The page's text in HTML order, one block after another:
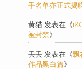
手名单亦正式揭
黄猫 发表在《
被封禁》
丢丢 发表在《飘
作品黑白篇》